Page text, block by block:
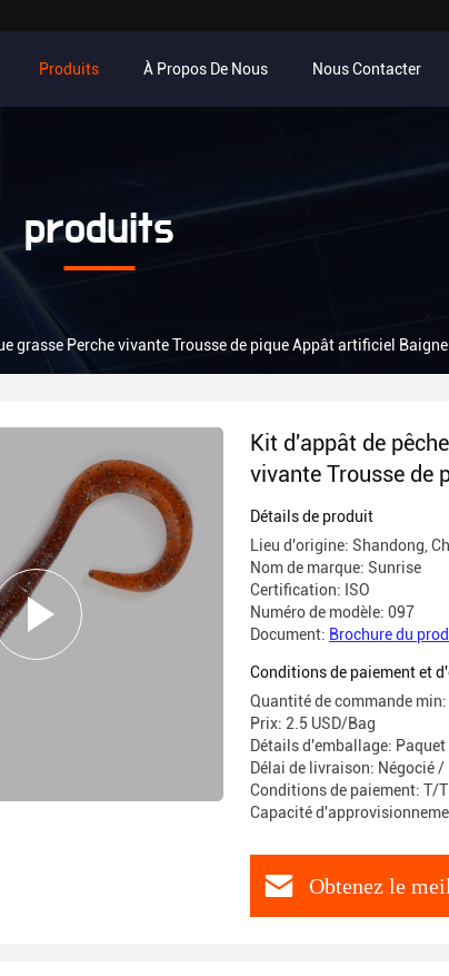
Produits À Propos De Nous Nous Contacter
produits
grasse Perche vivante Trousse de pique Appât artificiel
Kit d'appât de
vivante Trousse de
Baigneuses en
Détails de produit
Lieu d'origine: Shandong,
Nom de marque: Sunrise
Certification: ISO
Numéro de modèle: 097
Document: Brochure du
Conditions de paiement et
Quantité de commande
Prix: 2.5 USD/Bag
Détails d'emballage:
Délai de livraison: Négocié
Conditions de paiement: T/T
Capacité
Obtenez le